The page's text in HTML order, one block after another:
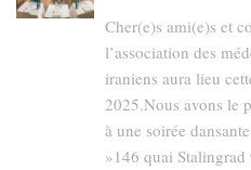
Cher(e)s ami(e)s et
l’association des
iraniens aura lieu
2025.Nous avons le
à une soirée
»146 quai